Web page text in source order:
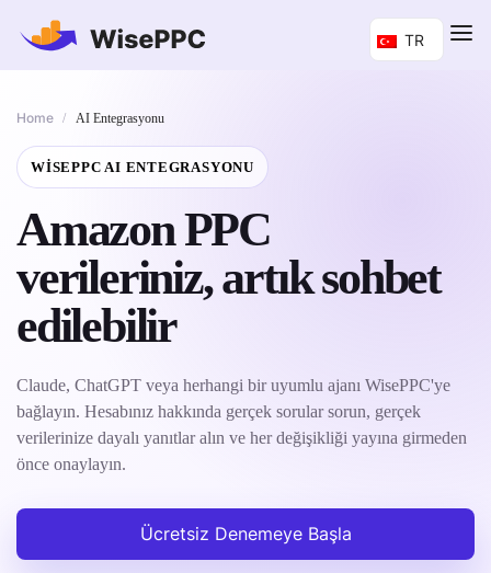
TR
Home / AI Entegrasyonu
WISEPPC AI ENTEGRASYONU
Amazon PPC
verileriniz, artık sohbet
edilebilir
Claude, ChatGPT veya herhangi bir uyumlu ajanı WisePPC'ye
bağlayın. Hesabınız hakkında gerçek sorular sorun, gerçek
verilerinize dayalı yanıtlar alın ve her değişikliği yayına girmeden
önce onaylayın.
Ücretsiz Denemeye Başla